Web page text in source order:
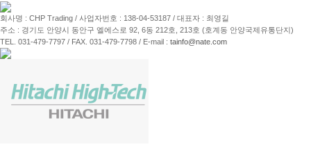
회사명 : CHP Trading / 사업자번호 : 138-04-53187 / 대표자 : 최영길
주소 : 경기도 안양시 동안구 엘에스로 92, 6동 212호, 213호 (호계동 안양국제유통단지)
TEL. 031-479-7797 / FAX. 031-479-7798 / E-mail : tainfo@nate.com